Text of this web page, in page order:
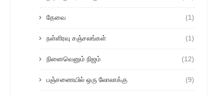
தேவை (1)
நள்ளிரவு சஞ்சலங்கள் (1)
நினைவெனும் நிஜம் (12)
பஞ்சணையில் ஒரு லோலாக்கு (9)